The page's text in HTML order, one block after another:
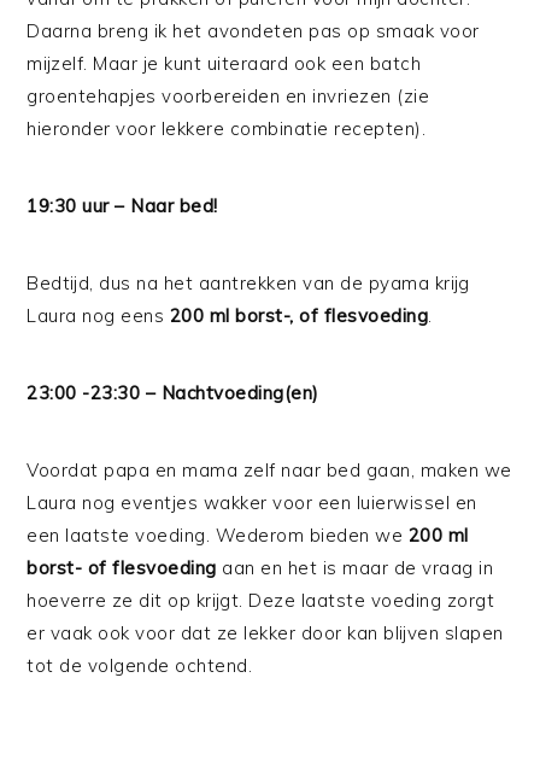
Daarna breng ik het avondeten pas op smaak voor
mijzelf. Maar je kunt uiteraard ook een batch
groentehapjes voorbereiden en invriezen (zie
hieronder voor lekkere combinatie recepten).
19:30 uur – Naar bed!
Bedtijd, dus na het aantrekken van de pyama krijg
Laura nog eens 200 ml borst-, of flesvoeding
23:00 -23:30 – Nachtvoeding(en)
Voordat papa en mama zelf naar bed gaan, maken we
Laura nog eventjes wakker voor een luierwissel en
een laatste voeding. Wederom bieden we 200 ml
borst- of flesvoeding aan en het is maar de vraag in
hoeverre ze dit op krijgt. Deze laatste voeding zorgt
er vaak ook voor dat ze lekker door kan blijven slapen
tot de volgende ochtend.